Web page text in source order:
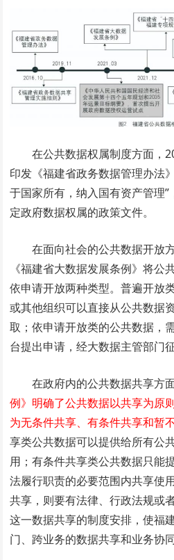
在公共数据权属制度方面，
印发《福建省政务数据管理办法
于国家所有，纳入国有资产管理
定政府数据权属的政策文件。
在面向社会的公共数据开放
《福建省大数据发展条例》将公
依申请开放两种类型。普遍开放
或其他组织可以直接从公共数据
取；依申请开放类的公共数据，
台提出申请，经大数据主管部门
在政府内的公共数据共享方
例》明确了公共数据以共享为原
为无条件共享、有条件共享和暂
享类公共数据可以提供给所有公
用；有条件共享类公共数据只能
法履行职责的必要范围内共享使
共享，则要有法律、行政法规或
这一数据共享的制度安排，使福
门、跨业务的数据共享和业务协同